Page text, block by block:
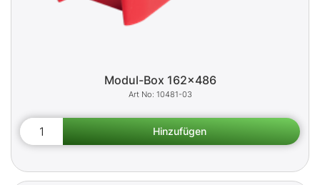
Modul-Box 162x486
10481-03